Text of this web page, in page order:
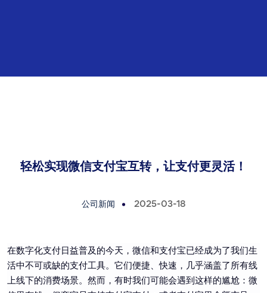
轻松实现微信支付宝互转，让支付更灵活！
公司新闻 2025-03-18
在数字化支付日益普及的今天，微信和支付宝已经成为了我们生
活中不可或缺的支付工具。它们便捷、快速，几乎涵盖了所有线
上线下的消费场景。然而，有时我们可能会遇到这样的尴尬：微